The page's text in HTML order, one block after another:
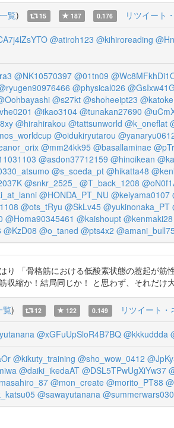
覧) 15 187 0.176 リツイート
@atiroh123 @kihiroreading
@NK10570397 @01tn09
@physical026
@s27kt @shoheeipt23
@ikao3104 @tunakan27690
@hirahirakou @tattsunworld @k_oneflat
@oidukiryutarou
@mm24kk95 @basallaminae
@asdon37712159 @hinoikean
@s_soeda_pt @hikatta48
@snkr_2525_ @T_back_1208
@HONDA_PT_NU @keiyama0107
@ots_tRyu @SkLv45 @yukinonaka_PT
@Homa90345461 @kaishoupt @kenmaki28
@KzD08 @o_taned @pts4x2
り 「骨格筋における低酸素状態の惹起が
縮か！結局同じか！ と思わず、それだけ
覧) 12 122 0.149 リツイート
@xGFuUpSloR4B7BQ @kkkuddda
@kikuty_training @sho_wow_0412
@daiki_ikedaAT @DSL5TPwUgXiYw37
@mon_create @morito_PT88
@sawayutanana